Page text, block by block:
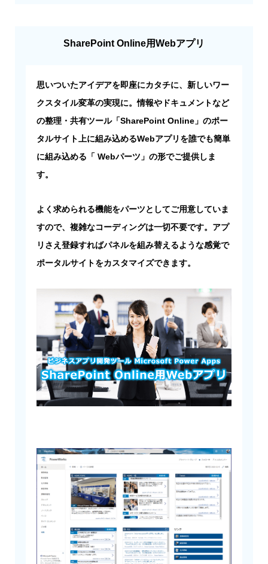
SharePoint Online用Webアプリ
思いついたアイデアを即座にカタチに、新しいワー
クスタイル変革の実現に。情報やドキュメントなど
の整理・共有ツール「SharePoint Online」のポー
タルサイト上に組み込めるWebアプリを誰でも簡単
に組み込める「 Webパーツ」の形でご提供しま
す。
よく求められる機能をパーツとしてご用意していま
すので、複雑なコーディングは一切不要です。アプ
リさえ登録すればパネルを組み替えるような感覚で
ポータルサイトをカスタマイズできます。